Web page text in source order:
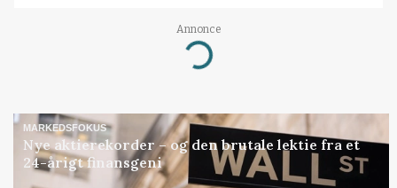
Annonce
Loading...
MARKEDSFOKUS
Nye aktierekorder – og den brutale lektie fra et
24-årigt finansgeni